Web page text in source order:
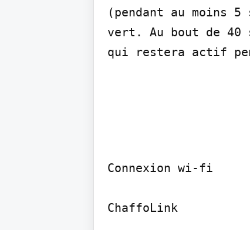
(pendant au moins
vert. Au bout de 40
qui restera actif
Connexion wi-fi
ChaffoLink